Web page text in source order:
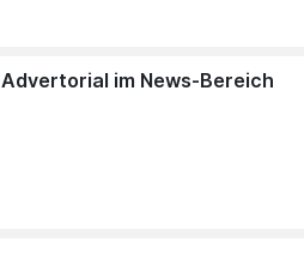
Advertorial im News-Bereich